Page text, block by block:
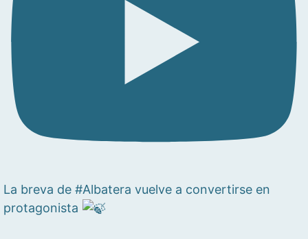
La breva de #Albatera vuelve a convertirse en
protagonista